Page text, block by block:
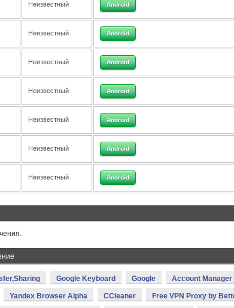
Неизвестный Android
Неизвестный Android
Неизвестный Android
Неизвестный Android
Неизвестный Android
Неизвестный Android
Неизвестный Android
Google Keyboard Google Account Manager
Yandex Browser Alpha CCleaner Free VPN Proxy by